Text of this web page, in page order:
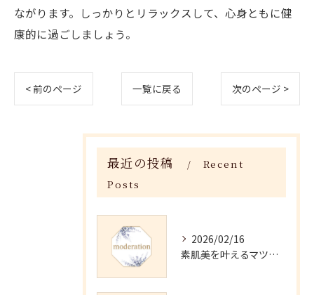
ながります。しっかりとリラックスして、心身ともに健
康的に過ごしましょう。
< 前のページ 一覧に戻る 次のページ >
最近の投稿
Recent
Posts
2026/02/16
素肌美を叶えるマツヤニホットセラピーの効果